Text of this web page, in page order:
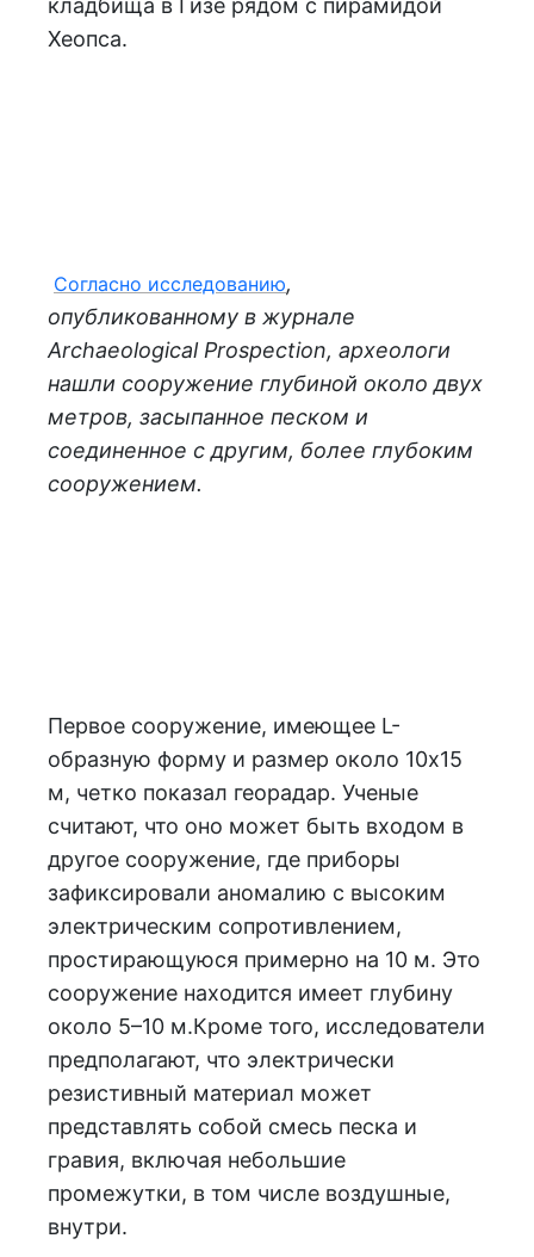
кладбища в Гизе рядом с пирамидой
Хеопса.
Согласно исследованию,
опубликованному в журнале
Archaeological Prospection, археологи
нашли сооружение глубиной около двух
метров, засыпанное песком и
соединенное с другим, более глубоким
сооружением.
Первое сооружение, имеющее L-
образную форму и размер около 10х15
м, четко показал георадар. Ученые
считают, что оно может быть входом в
другое сооружение, где приборы
зафиксировали аномалию с высоким
электрическим сопротивлением,
простирающуюся примерно на 10 м. Это
сооружение находится имеет глубину
около 5–10 м.Кроме того, исследователи
предполагают, что электрически
резистивный материал может
представлять собой смесь песка и
гравия, включая небольшие
промежутки, в том числе воздушные,
внутри.